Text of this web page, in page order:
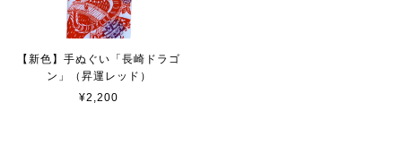
【新色】手ぬぐい「長崎ドラゴ
ン」（昇運レッド）
¥2,200